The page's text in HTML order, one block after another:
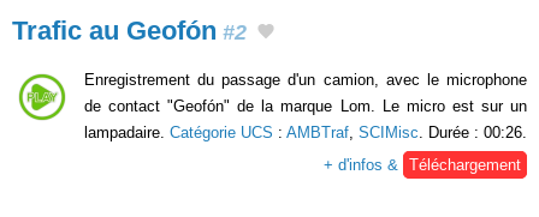
Trafic au Geofón #2
Enregistrement du passage d'un camion, avec le microphone
de contact "Geofón" de la marque Lom. Le micro est sur un
lampadaire. Catégorie UCS : AMBTraf, SCIMisc. Durée : 00:26.
+ d'infos & Téléchargement